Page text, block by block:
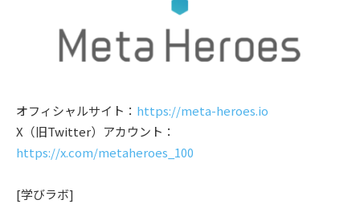
オフィシャルサイト： https://meta-heroes.io
X（旧Twitter）アカウント：
https://x.com/metaheroes_100
[学びラボ]